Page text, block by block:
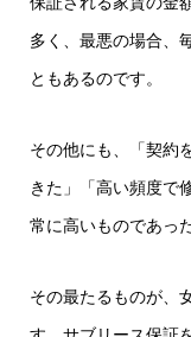
多く、最悪の場合、
ともあるのです。
その他にも、「契約
きた」「高い頻度で
常に高いものであっ
その最たるものが、